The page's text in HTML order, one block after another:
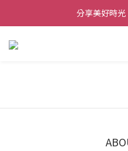
前進~怪獸
分享美好時
前進~怪獸